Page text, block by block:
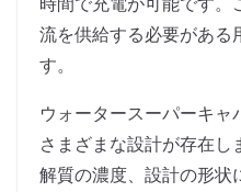
流を供給する必要がある
す。
ウォータースーパーキャ
さまざまな設計が存在
解質の濃度、設計の形状